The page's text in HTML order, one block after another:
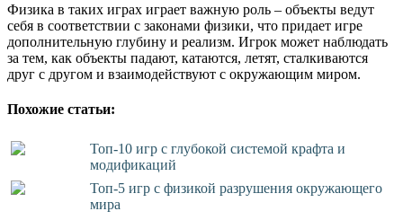
Физика в таких играх играет важную роль – объекты ведут
себя в соответствии с законами физики, что придает игре
дополнительную глубину и реализм. Игрок может наблюдать
за тем, как объекты падают, катаются, летят, сталкиваются
друг с другом и взаимодействуют с окружающим миром.
Похожие статьи:
Топ-10 игр с глубокой системой крафта и
модификаций
Топ-5 игр с физикой разрушения окружающего
мира